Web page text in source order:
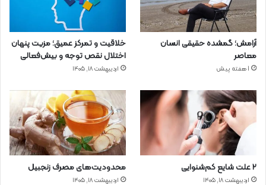
آرامش؛ گمشده حقیقی انسان
معاصر
1 هفته پیش
خلاقیت و تمرکز عمیق؛ مزیت پنهان
اختلال نقص توجه و بیش‌فعالی
اردیبهشت ۱۸, ۱۴۰۵
۲ علت شایع‌ کم‌شنوایی
اردیبهشت ۱۸, ۱۴۰۵
محدودیت‌های مصرف زنجبیل
اردیبهشت ۱۸, ۱۴۰۵